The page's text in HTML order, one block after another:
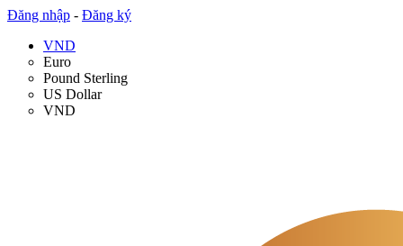
Đăng nhập - Đăng ký
VND
Euro
Pound Sterling
US Dollar
VND